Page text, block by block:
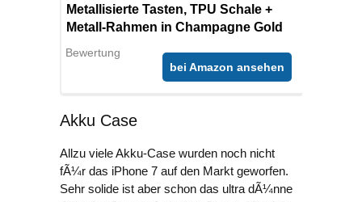
Metallisierte Tasten, TPU Schale +
Metall-Rahmen in Champagne Gold
Bewertung
bei Amazon ansehen
Akku Case
Allzu viele Akku-Case wurden noch nicht
fÃ¼r das iPhone 7 auf den Markt geworfen.
Sehr solide ist aber schon das ultra dÃ¼nne